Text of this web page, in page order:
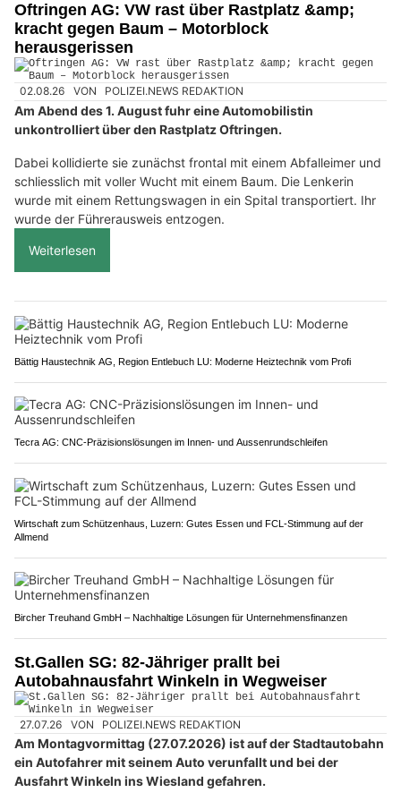
Oftringen AG: VW rast über Rastplatz &amp;
kracht gegen Baum – Motorblock
herausgerissen
02.08.26 VON POLIZEI.NEWS REDAKTION
Am Abend des 1. August fuhr eine Automobilistin
unkontrolliert über den Rastplatz Oftringen.
Dabei kollidierte sie zunächst frontal mit einem Abfalleimer und
schliesslich mit voller Wucht mit einem Baum. Die Lenkerin
wurde mit einem Rettungswagen in ein Spital transportiert. Ihr
wurde der Führerausweis entzogen.
Weiterlesen
Bättig Haustechnik AG, Region Entlebuch LU: Moderne Heiztechnik vom Profi
Tecra AG: CNC-Präzisionslösungen im Innen- und Aussenrundschleifen
Wirtschaft zum Schützenhaus, Luzern: Gutes Essen und FCL-Stimmung auf der
Allmend
Bircher Treuhand GmbH – Nachhaltige Lösungen für Unternehmensfinanzen
St.Gallen SG: 82-Jähriger prallt bei
Autobahnausfahrt Winkeln in Wegweiser
27.07.26 VON POLIZEI.NEWS REDAKTION
Am Montagvormittag (27.07.2026) ist auf der Stadtautobahn
ein Autofahrer mit seinem Auto verunfallt und bei der
Ausfahrt Winkeln ins Wiesland gefahren.